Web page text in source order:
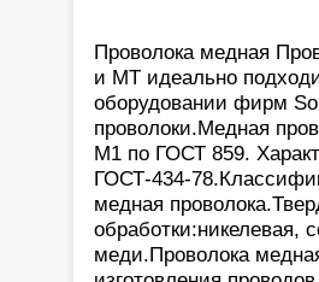
Проволока медная
и МТ идеально
оборудовании фирм
проволоки.Медная
М1 по ГОСТ 859.
ГОСТ-434-
медная
обработки:никелевая,
меди.Проволока